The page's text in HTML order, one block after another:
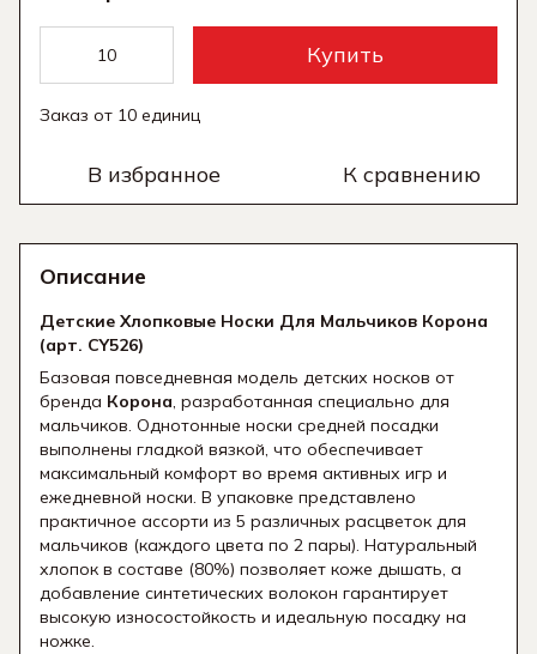
Купить
Заказ от 10 единиц
В избранное К сравнению
Описание
Детские Хлопковые Носки Для Мальчиков Корона
(арт. CY526)
Базовая повседневная модель детских носков от
бренда Корона, разработанная специально для
мальчиков. Однотонные носки средней посадки
выполнены гладкой вязкой, что обеспечивает
максимальный комфорт во время активных игр и
ежедневной носки. В упаковке представлено
практичное ассорти из 5 различных расцветок для
мальчиков (каждого цвета по 2 пары). Натуральный
хлопок в составе (80%) позволяет коже дышать, а
добавление синтетических волокон гарантирует
высокую износостойкость и идеальную посадку на
ножке.